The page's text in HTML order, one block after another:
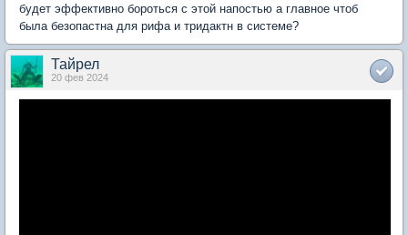
будет эффективно бороться с этой напостью а главное чтоб
была безопастна для рифа и тридактн в системе?
Тайрел
20 фев 2024